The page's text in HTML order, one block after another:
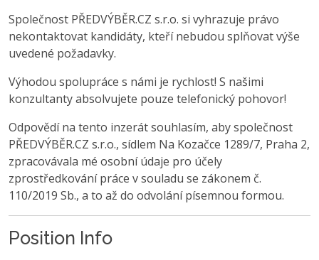
Společnost PŘEDVÝBĚR.CZ s.r.o. si vyhrazuje právo
nekontaktovat kandidáty, kteří nebudou splňovat výše
uvedené požadavky.
Výhodou spolupráce s námi je rychlost! S našimi
konzultanty absolvujete pouze telefonický pohovor!
Odpovědí na tento inzerát souhlasím, aby společnost
PŘEDVÝBĚR.CZ s.r.o., sídlem Na Kozačce 1289/7, Praha 2,
zpracovávala mé osobní údaje pro účely
zprostředkování práce v souladu se zákonem č.
110/2019 Sb., a to až do odvolání písemnou formou.
Position Info